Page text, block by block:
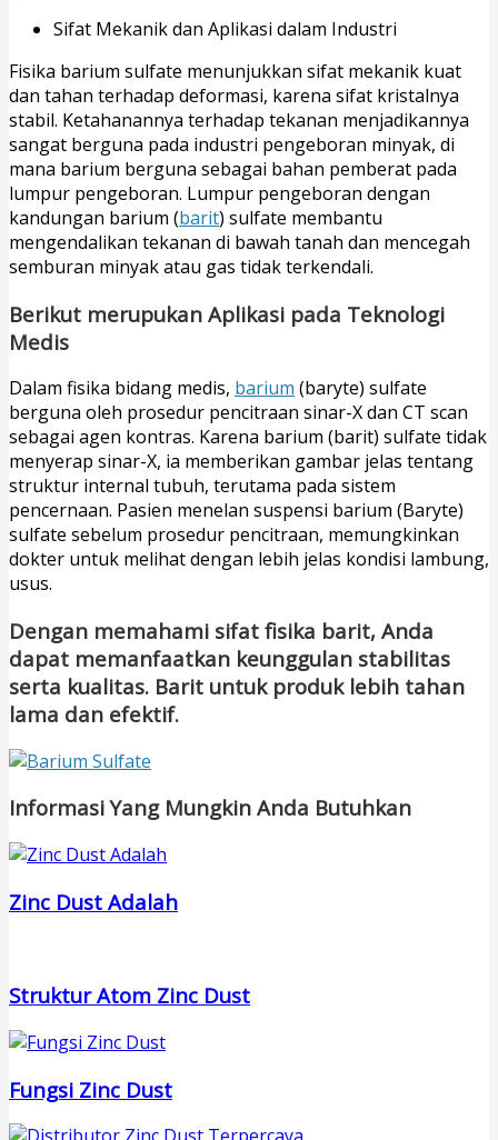
Sifat Mekanik dan Aplikasi dalam Industri
Fisika barium sulfate menunjukkan sifat mekanik kuat
dan tahan terhadap deformasi, karena sifat kristalnya
stabil. Ketahanannya terhadap tekanan menjadikannya
sangat berguna pada industri pengeboran minyak, di
mana barium berguna sebagai bahan pemberat pada
lumpur pengeboran. Lumpur pengeboran dengan
kandungan barium (barit) sulfate membantu
mengendalikan tekanan di bawah tanah dan mencegah
semburan minyak atau gas tidak terkendali.
Berikut merupukan Aplikasi pada Teknologi
Medis
Dalam fisika bidang medis, barium (baryte) sulfate
berguna oleh prosedur pencitraan sinar-X dan CT scan
sebagai agen kontras. Karena barium (barit) sulfate tidak
menyerap sinar-X, ia memberikan gambar jelas tentang
struktur internal tubuh, terutama pada sistem
pencernaan. Pasien menelan suspensi barium (Baryte)
sulfate sebelum prosedur pencitraan, memungkinkan
dokter untuk melihat dengan lebih jelas kondisi lambung,
usus.
Dengan memahami sifat fisika barit, Anda
dapat memanfaatkan keunggulan stabilitas
serta kualitas. Barit untuk produk lebih tahan
lama dan efektif.
Informasi Yang Mungkin Anda Butuhkan
Zinc Dust Adalah
Struktur Atom Zinc Dust
Fungsi Zinc Dust